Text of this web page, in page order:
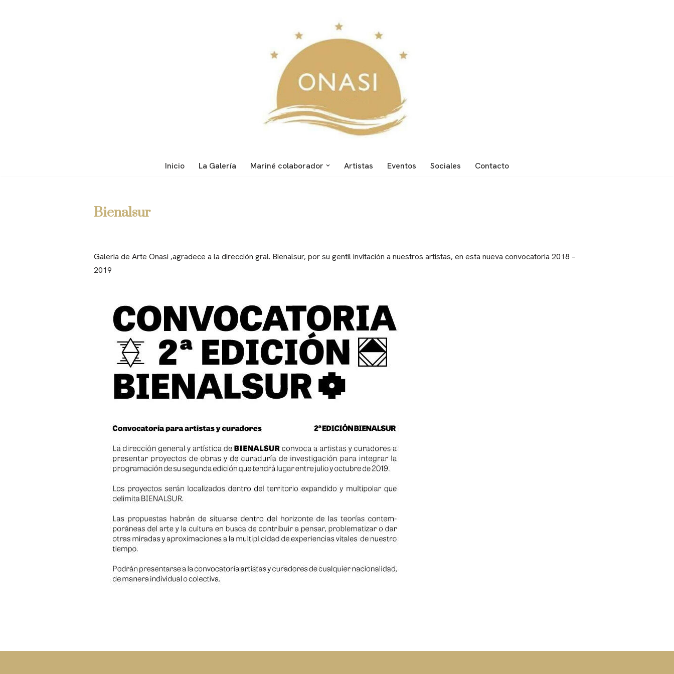
Inicio La Galería Mariné colaborador Artistas Eventos Sociales Contacto
Bienalsur
Galeria de Arte Onasi ,agradece a la dirección gral. Bienalsur, por su gentil invitación a nuestros artistas, en esta nueva convocatoria 2018 –
2019